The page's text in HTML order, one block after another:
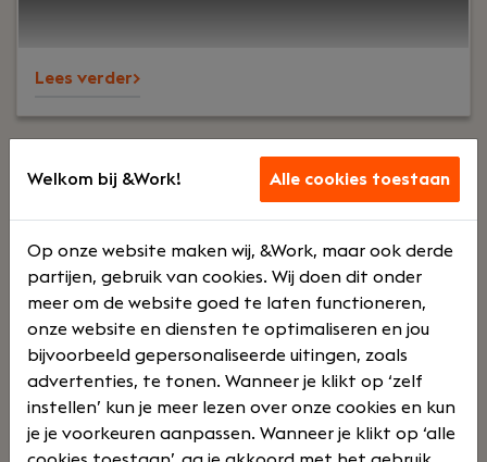
Lees verder>
functiegroep testing
Ben je op zoek naar een baan in testing? Dan
ben je bij &Work aan het goede adres. Bij &Work
vind je namelijk een ruim aanbod vacatures,
waaronder specialisaties op het gebied van
testing. Wij hebben een compleet aanbod aan
Welkom bij &Work! Alle cookies toestaan
Op onze website maken wij, &Work, maar ook derde
partijen, gebruik van cookies. Wij doen dit onder
meer om de website goed te laten functioneren,
onze website en diensten te optimaliseren en jou
bijvoorbeeld gepersonaliseerde uitingen, zoals
advertenties, te tonen. Wanneer je klikt op ‘zelf
instellen’ kun je meer lezen over onze cookies en kun
je je voorkeuren aanpassen. Wanneer je klikt op ‘alle